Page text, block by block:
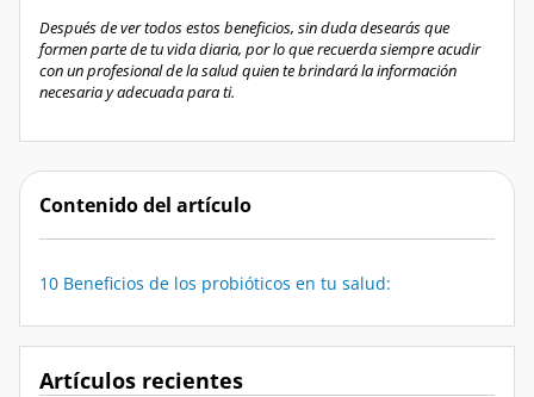
Después de ver todos estos beneficios, sin duda desearás que
formen parte de tu vida diaria, por lo que recuerda siempre acudir
con un profesional de la salud quien te brindará la información
necesaria y adecuada para ti.
Contenido del artículo
10 Beneficios de los probióticos en tu salud:
Artículos recientes